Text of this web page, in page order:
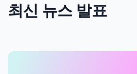
최신 뉴스 발표